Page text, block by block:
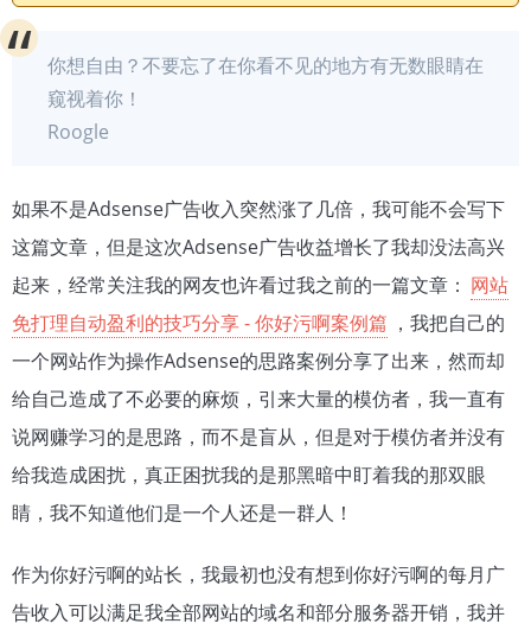
你想自由？不要忘了在你看不见的地方有无数眼睛在
窥视着你！
Roogle
如果不是Adsense广告收入突然涨了几倍，我可能不会写下
这篇文章，但是这次Adsense广告收益增长了我却没法高兴
起来，经常关注我的网友也许看过我之前的一篇文章： 网站
免打理自动盈利的技巧分享 - 你好污啊案例篇 ，我把自己的
一个网站作为操作Adsense的思路案例分享了出来，然而却
给自己造成了不必要的麻烦，引来大量的模仿者，我一直有
说网赚学习的是思路，而不是盲从，但是对于模仿者并没有
给我造成困扰，真正困扰我的是那黑暗中盯着我的那双眼
睛，我不知道他们是一个人还是一群人！
作为你好污啊的站长，我最初也没有想到你好污啊的每月广
告收入可以满足我全部网站的域名和部分服务器开销，我并